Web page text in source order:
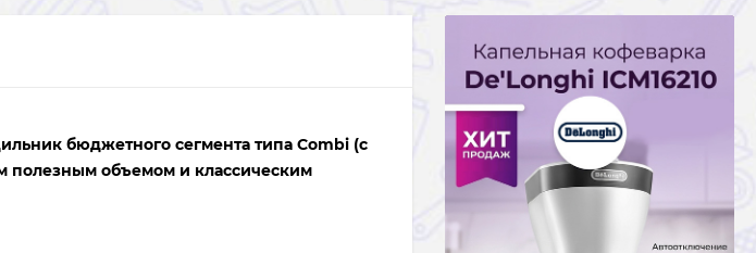
бюджетного сегмента типа Combi (с
полезным объемом и классическим